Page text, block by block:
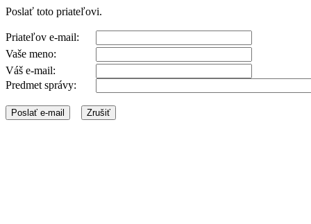
Poslať toto priateľovi.
Priateľov e-mail:
Vaše meno:
Váš e-mail:
Predmet správy: